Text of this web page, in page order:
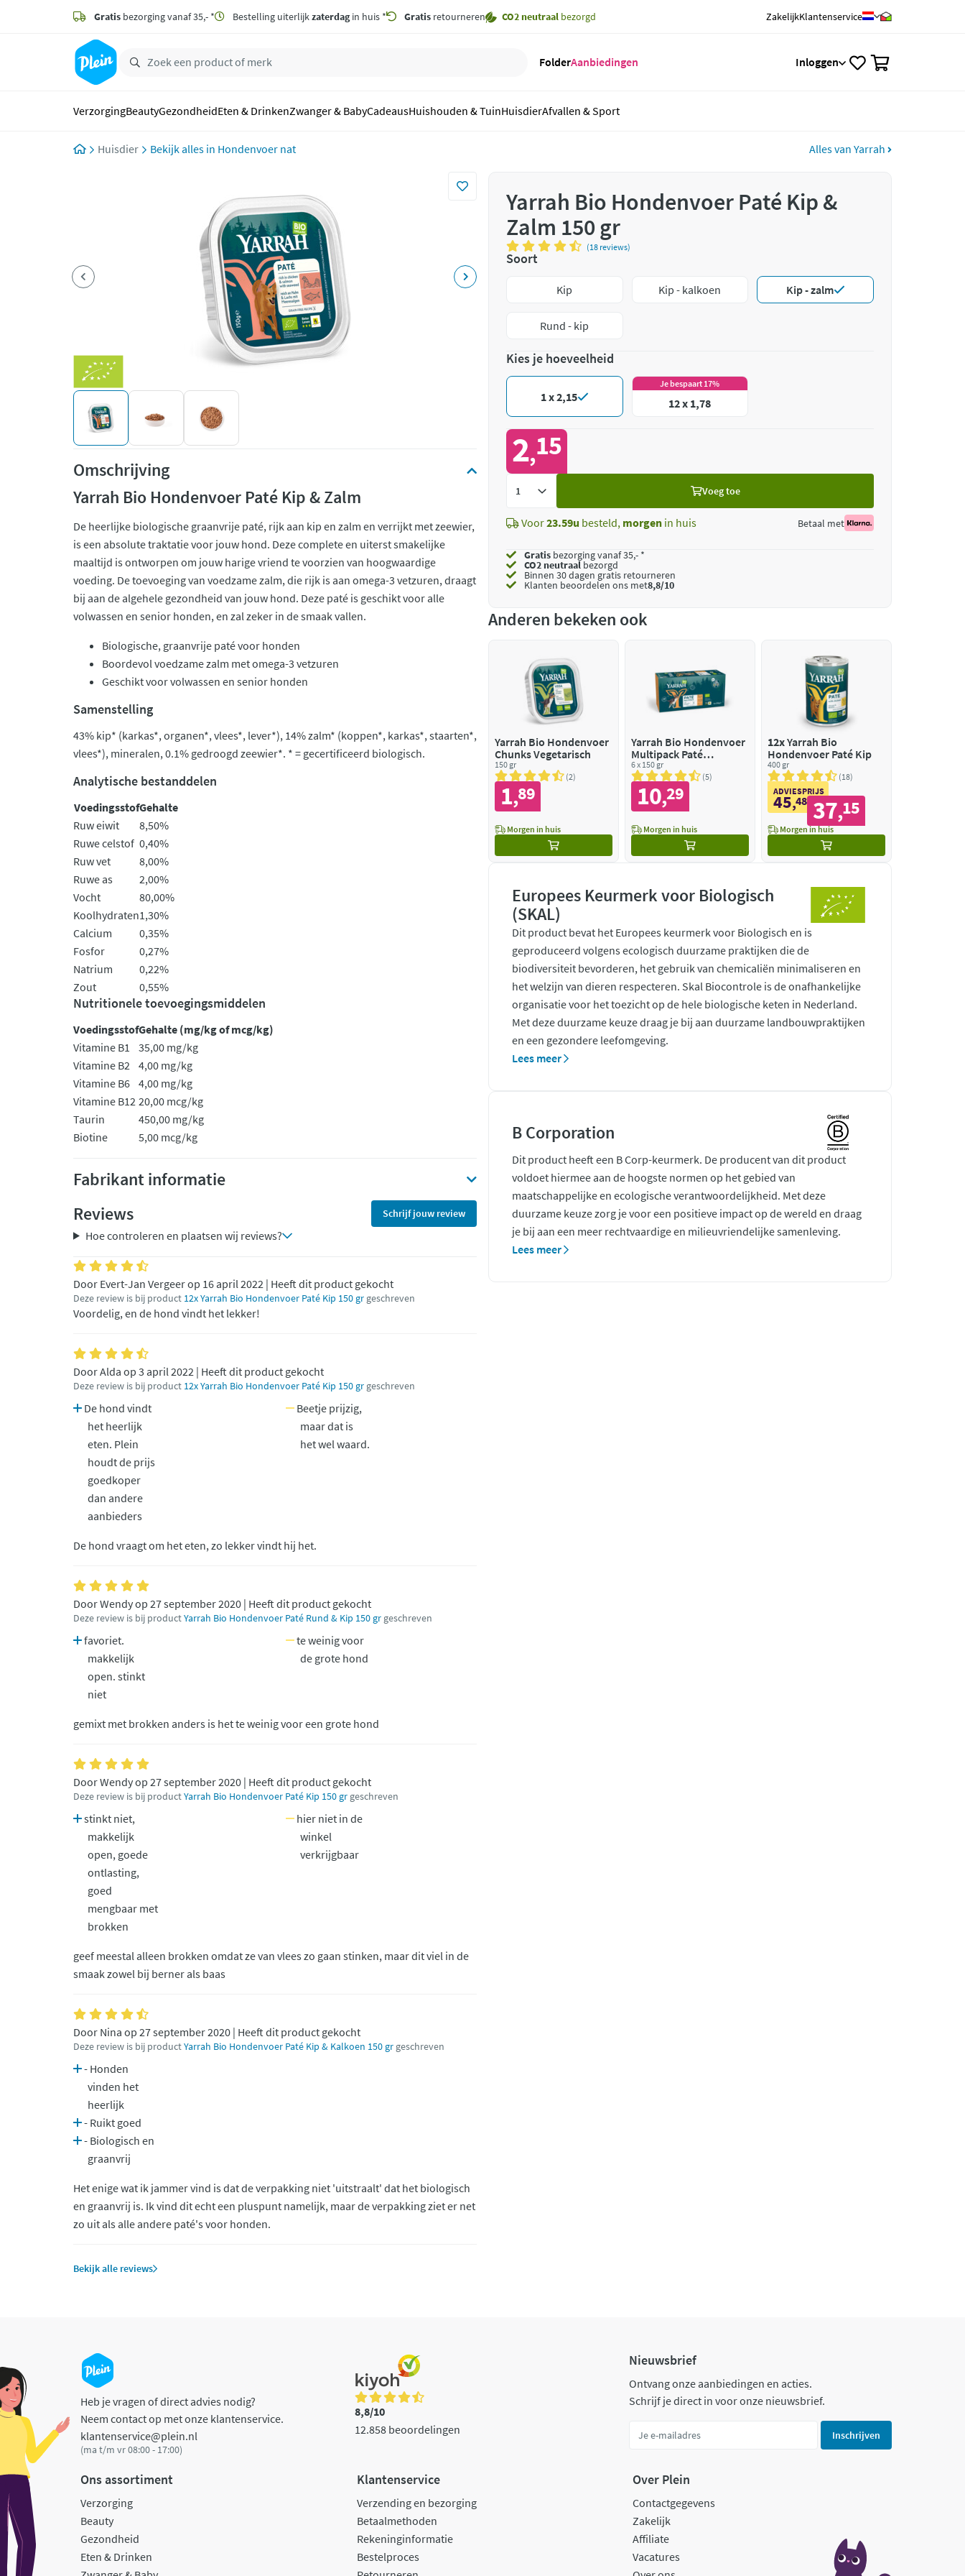
zoeken
hoofdinhoud
Gratis bezorging vanaf 35,- * Bestelling uiterlijkzaterdagin huis * Gratis retourneren CO2 neutraal bezorgd ZakelijkKlantenservice
FolderAanbiedingen Inloggen
VerzorgingBeautyGezondheidEten & DrinkenZwanger & BabyCadeausHuishouden & TuinHuisdierAfvallen & Sport
Huisdier Hondenvoer nat Alles van Yarrah
Omschrijving
Yarrah Bio Hondenvoer Paté Kip & Zalm
De heerlijke biologische graanvrije paté, rijk aan kip en zalm en verrijkt met zeewier,
is een absolute traktatie voor jouw hond. Deze complete en uiterst smakelijke
maaltijd is ontworpen om jouw harige vriend te voorzien van hoogwaardige
voeding. De toevoeging van voedzame zalm, die rijk is aan omega-3 vetzuren, draagt
bij aan de algehele gezondheid van jouw hond. Deze paté is geschikt voor alle
volwassen en senior honden, en zal zeker in de smaak vallen.
Biologische, graanvrije paté voor honden
Boordevol voedzame zalm met omega-3 vetzuren
Geschikt voor volwassen en senior honden
Samenstelling
43% kip* (karkas*, organen*, vlees*, lever*), 14% zalm* (koppen*, karkas*, staarten*,
vlees*), mineralen, 0.1% gedroogd zeewier*. * = gecertificeerd biologisch.
Analytische bestanddelen
VoedingsstofGehalte
Ruw eiwit
8,50%
Ruwe celstof 0,40%
Ruw vet
8,00%
Ruwe as
2,00%
Vocht
80,00%
Koolhydraten1,30%
Calcium
0,35%
Fosfor
0,27%
Natrium
0,22%
Zout
0,55%
Nutritionele toevoegingsmiddelen
VoedingsstofGehalte (mg/kg of mcg/kg)
Vitamine B1
35,00 mg/kg
Vitamine B2 4,00 mg/kg
Vitamine B6 4,00 mg/kg
Vitamine B12 20,00 mcg/kg
Taurin
450,00 mg/kg
Biotine
5,00 mcg/kg
Fabrikant informatie
Reviews
Schrijf jouw review
Hoe controleren en plaatsen wij reviews?
Door Evert-Jan Vergeer op 16 april 2022 | Heeft dit product gekocht
Deze review is bij product 12x Yarrah Bio Hondenvoer Paté Kip 150 gr geschreven
Voordelig, en de hond vindt het lekker!
Door Alda op 3 april 2022 | Heeft dit product gekocht
Deze review is bij product 12x Yarrah Bio Hondenvoer Paté Kip 150 gr geschreven
De hond vindt
het heerlijk
eten. Plein
houdt de prijs
goedkoper
dan andere
aanbieders
Beetje prijzig,
maar dat is
het wel waard.
De hond vraagt om het eten, zo lekker vindt hij het.
Door Wendy op 27 september 2020 | Heeft dit product gekocht
Deze review is bij productYarrah Bio Hondenvoer Paté Rund & Kip 150 gr geschreven
favoriet.
makkelijk
open. stinkt
niet
te weinig voor
de grote hond
gemixt met brokken anders is het te weinig voor een grote hond
Door Wendy op 27 september 2020 | Heeft dit product gekocht
Deze review is bij productYarrah Bio Hondenvoer Paté Kip 150 gr geschreven
stinkt niet,
makkelijk
open, goede
ontlasting,
goed
mengbaar met
brokken
hier niet in de
winkel
verkrijgbaar
geef meestal alleen brokken omdat ze van vlees zo gaan stinken, maar dit viel in de
smaak zowel bij berner als baas
Door Nina op 27 september 2020 | Heeft dit product gekocht
Deze review is bij productYarrah Bio Hondenvoer Paté Kip & Kalkoen 150 gr geschreven
- Honden
vinden het
heerlijk
- Ruikt goed
- Biologisch en
graanvrij
Het enige wat ik jammer vind is dat de verpakking niet 'uitstraalt' dat het biologisch
en graanvrij is. Ik vind dit echt een pluspunt namelijk, maar de verpakking ziet er net
zo uit als alle andere paté's voor honden.
Bekijk alle reviews
Yarrah Bio Hondenvoer Paté Kip &
Zalm 150 gr
(18 reviews)
Soort
Kip Kip - kalkoen Kip - zalm
Rund - kip
Kies je hoeveelheid
1 x 2,15
Je bespaart 17%
12 x 1,78
2,15
Voeg toe
Voor23.59u besteld, morgen in huis Betaal met
Gratis bezorging vanaf 35,- *
CO2 neutraalbezorgd
Binnen 30 dagen gratis retourneren
Klanten beoordelen ons met8,8/10
Anderen bekeken ook
Yarrah Bio Hondenvoer
Chunks Vegetarisch
150 gr
2
1,89
Morgen in huis
Yarrah Bio Hondenvoer
Multipack Paté
Graanvrij Kip & Kalkoen
& Rund
6 x 150 gr
5
10,29
Morgen in huis
12xYarrah Bio
Hondenvoer Paté Kip
400 gr
18
ADVIESPRIJS
45,48 37,15
Morgen in huis
Europees Keurmerk voor Biologisch
(SKAL)
Dit product bevat het Europees keurmerk voor Biologisch en is
geproduceerd volgens ecologisch duurzame praktijken die de
biodiversiteit bevorderen, het gebruik van chemicaliën minimaliseren en
het welzijn van dieren respecteren. Skal Biocontrole is de onafhankelijke
organisatie voor het toezicht op de hele biologische keten in Nederland.
Met deze duurzame keuze draag je bij aan duurzame landbouwpraktijken
en een gezondere leefomgeving.
Lees meer
B Corporation
Dit product heeft een B Corp-keurmerk. De producent van dit product
voldoet hiermee aan de hoogste normen op het gebied van
maatschappelijke en ecologische verantwoordelijkheid. Met deze
duurzame keuze zorg je voor een positieve impact op de wereld en draag
je bij aan een meer rechtvaardige en milieuvriendelijke samenleving.
Lees meer
Heb je vragen of direct advies nodig?
Neem contact op met onze klantenservice.
klantenservice@plein.nl
(ma t/m vr 08:00 - 17:00)
8,8/10
12.858 beoordelingen
Nieuwsbrief
Ontvang onze aanbiedingen en acties.
Schrijf je direct in voor onze nieuwsbrief.
Inschrijven
Ons assortiment
Verzorging
Beauty
Gezondheid
Eten & Drinken
Klantenservice
Verzending en bezorging
Betaalmethoden
Rekeninginformatie
Bestelproces
Over Plein
Contactgegevens
Zakelijk
Affiliate
Vacatures